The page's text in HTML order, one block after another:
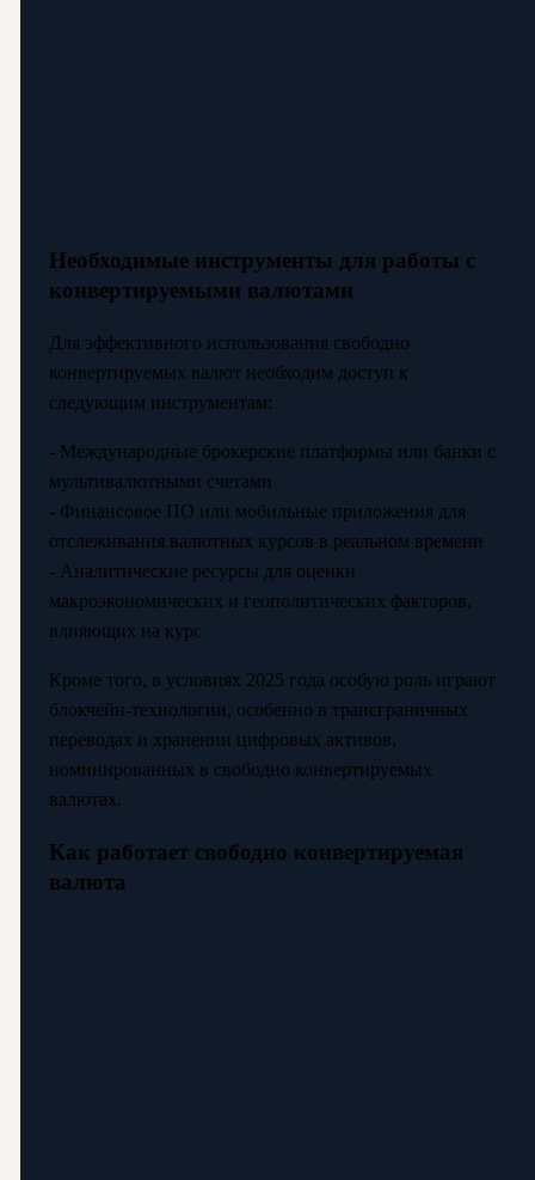
Необходимые инструменты для работы с
конвертируемыми валютами
Для эффективного использования свободно
конвертируемых валют необходим доступ к
следующим инструментам:
- Международные брокерские платформы или банки с
мультивалютными счетами
- Финансовое ПО или мобильные приложения для
отслеживания валютных курсов в реальном времени
- Аналитические ресурсы для оценки
макроэкономических и геополитических факторов,
влияющих на курс
Кроме того, в условиях 2025 года особую роль играют
блокчейн-технологии, особенно в трансграничных
переводах и хранении цифровых активов,
номинированных в свободно конвертируемых
валютах.
Как работает свободно конвертируемая
валюта